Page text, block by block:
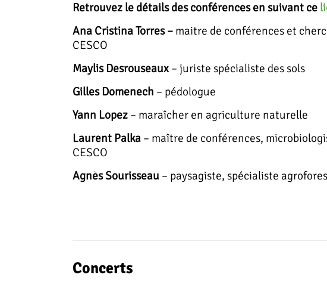
Retrouvez le détails des conférences en suivant ce
Ana Cristina Torres – maitre de conférences et
CESCO
Maylis Desrouseaux – juriste spécialiste des sols
Gilles Domenech – pédologue
Yann Lopez – maraîcher en agriculture naturelle
Laurent Palka – maître de conférences,
CESCO
Agnès Sourisseau – paysagiste, spécialiste
Concerts